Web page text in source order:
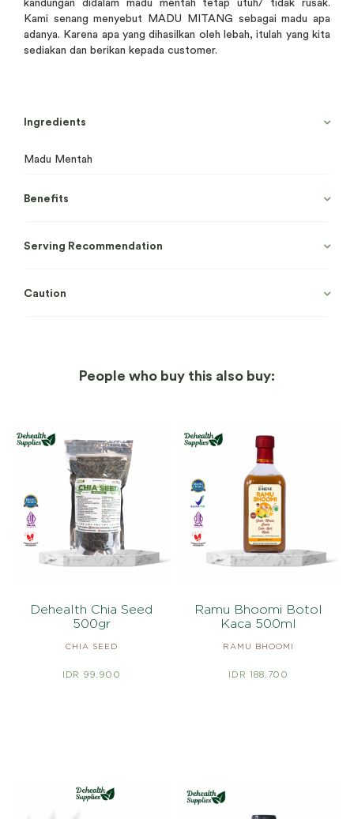
kandungan didalam madu mentah tetap utuh/ tidak rusak.
Kami senang menyebut MADU MITANG sebagai madu apa
adanya. Karena apa yang dihasilkan oleh lebah, itulah yang kita
sediakan dan berikan kepada customer.
Ingredients
Madu Mentah
Benefits
Serving Recommendation
Caution
People who buy this also buy:
Dehealth Chia Seed
500gr
CHIA SEED
IDR 99.900
Ramu Bhoomi Botol
Kaca 500ml
RAMU BHOOMI
IDR 188.700